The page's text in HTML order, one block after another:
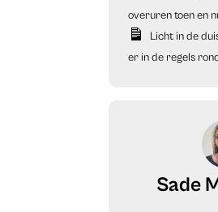
overuren toen en
Licht in de
er in de regels
Sade